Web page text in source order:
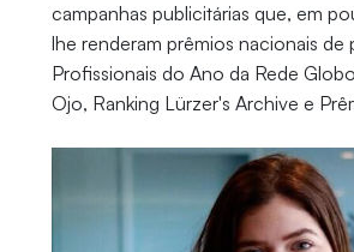
campanhas publicitárias que, em
lhe renderam prêmios nacionais
Profissionais do Ano da Rede
Ojo, Ranking Lürzer's Archive e